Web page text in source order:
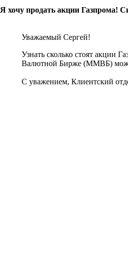
Я хочу продать акции Газпрома!
Уважаемый Сергей!
Узнать сколько стоят акции
Валютной Бирже (ММВБ)
С уважением, Клиентский